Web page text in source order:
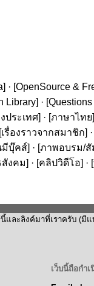
] · [OpenSource &
Library] · [
ประเทศ] · [ภาษาไทย
เรื่องราวจากสมาชิก]
มีบุ๊คส์] · [ภาพอบรม/
สังคม] · [คลิปวิดีโอ] · [
ละลิงค์มาที่เราครับ (มีแ
เว็บนี้ถือกำ